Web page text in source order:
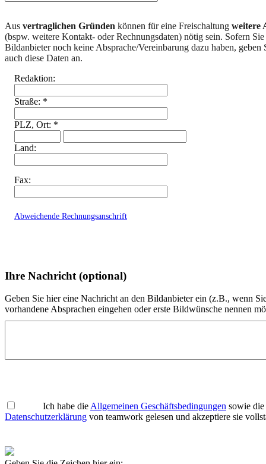
Aus vertraglichen Gründen können für eine Freischaltung weitere
(bspw. weitere Kontakt- oder Rechnungsdaten) nötig sein. Sofern
Bildanbieter noch keine Absprache/Vereinbarung dazu haben, geben
auch diese Daten an.
Redaktion:
Straße: *
PLZ, Ort: *
Land:
Fax:
Abweichende Rechnungsanschrift
Ihre Nachricht (optional)
Geben Sie hier eine Nachricht an den Bildanbieter ein (z.B., wenn
vorhandene Absprachen eingehen oder erste Bildwünsche nennen
Ich habe die Allgemeinen Geschäftsbedingungen sowie die
Datenschutzerklärung von teamwork gelesen und akzeptiere sie